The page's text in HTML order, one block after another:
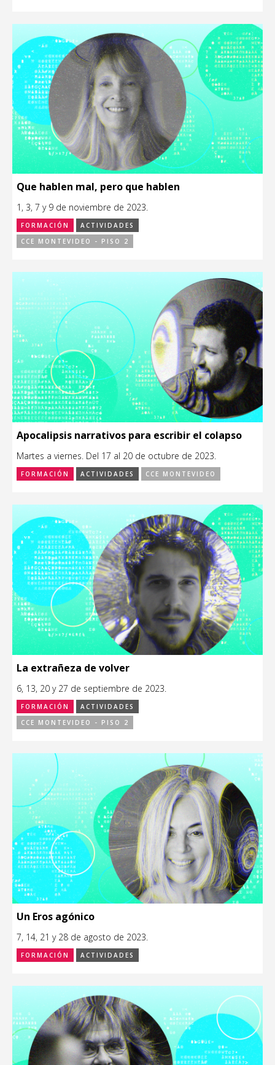
Que hablen mal, pero que hablen
1, 3, 7 y 9 de noviembre de 2023.
FORMACIÓN
ACTIVIDADES
CCE MONTEVIDEO - PISO 2
Apocalipsis narrativos para escribir el colapso
Martes a viernes. Del 17 al 20 de octubre de 2023.
FORMACIÓN ACTIVIDADES CCE MONTEVIDEO
La extrañeza de volver
6, 13, 20 y 27 de septiembre de 2023.
FORMACIÓN
ACTIVIDADES
CCE MONTEVIDEO - PISO 2
Un Eros agónico
7, 14, 21 y 28 de agosto de 2023.
FORMACIÓN ACTIVIDADES